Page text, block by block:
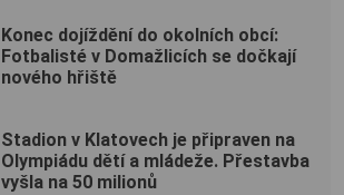
Konec dojíždění do okolních obcí:
Fotbalisté v Domažlicích se dočkají
nového hřiště
Stadion v Klatovech je připraven na
Olympiádu dětí a mládeže. Přestavba
vyšla na 50 milionů